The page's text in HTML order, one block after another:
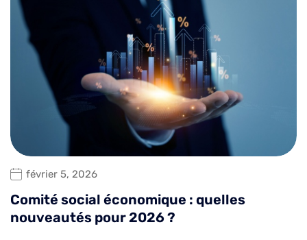
février 5, 2026
Comité social économique : quelles
nouveautés pour 2026 ?